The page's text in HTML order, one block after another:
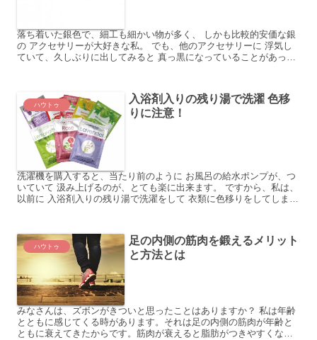
落ち着いた銀色で、細工も細かい物が多く、 しかも比較的安価な銀
の アクセサリーが大好きな私。 でも、他のアクセサリーに 浮気し
ていて、久しぶりに出してみると 真っ黒になっていることがあって
ハウトゥ
入浴剤入りの残り湯で洗濯 色移
りに注意！
洗濯機を購入すると、当たり前のように お風呂の給水ポンプが、つ
いていて 汲み上げるのが、とても楽に出来ます。 ですから、私は、
以前に 入浴剤入りの残り湯で洗濯をして 衣類に色移りをしてしまっ
ハウトゥ
足の内側の筋肉を鍛えるメリット
と方法とは
みなさんは、ズボンがきついと思ったことはありますか？ 私は年齢
とともに感じてくる時があります。それは足の内側の筋肉が年齢と
ともに衰えてきたからです。筋肉が衰えると脂肪がつきやすくなっ